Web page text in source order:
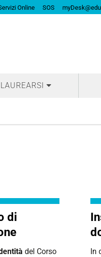
Online SOS myDesk@edu
LAUREARSI
di
del Corso
In